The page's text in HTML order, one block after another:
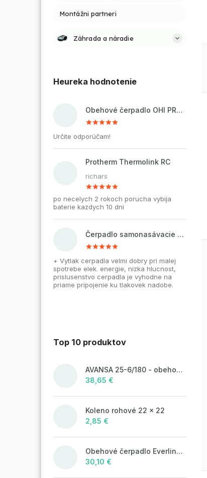
Montážni partneri
Záhrada a náradie
Heureka hodnotenie
Obehové čerpadlo OHI PRO 32-60/180 pre kúrenie a cirkuláciu vody
Určite odporúčam!
Protherm Thermolink RC
richars
po necelych 2 rokoch porucha vybija
baterie kazdych 10 dni
Čerpadlo samonasávacie WZI 750 na vodu, povrchové, liatinové
+ Vytlak cerpadla velmi dobry pri malej
spotrebe elek. energie, nizka hlucnost,
prislusenstvo cerpadla je vyhodne na
priame pripojenie ku tlakovek nadobe.
Top 10 produktov
AVANSA 25-6/180 - obehové čerpadlo, pripojovací závit 6/4"
38,65 €
Koleno rohové 22 x 22
2,85 €
Obehové čerpadlo Everline 25/4/180
30,10 €